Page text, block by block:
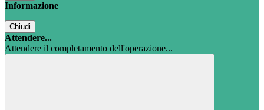
Informazione
Chiudi
Attendere...
Attendere il completamento dell'operazione...